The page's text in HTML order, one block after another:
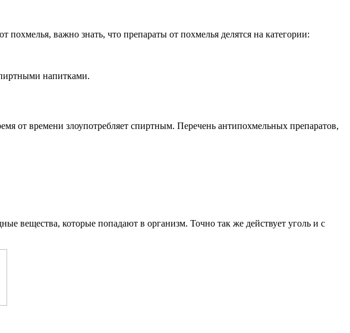
важно знать, что препараты от похмелья делятся на категории:
напитками.
от времени злоупотребляет спиртным. Перечень антипохмельных препаратов,
вещества, которые попадают в организм. Точно так же действует уголь и с